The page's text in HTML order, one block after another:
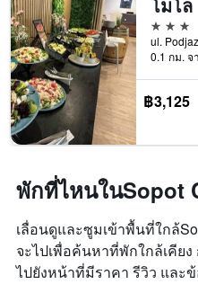
3 ดาว
0.1 กม. จ
฿3,125
พักที่ไหนในSopot
เลื่อนดูและซูมเข้าพื้นที่ใกล้
จะไปเพื่อค้นหาที่พักใกล้เคีย
ไปยังหน้าที่มีราคา รีวิว และ